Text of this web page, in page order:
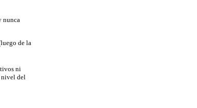
nunca
de la
ni
nivel del